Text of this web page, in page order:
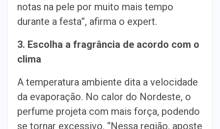
notas na pele por muito mais tempo
durante a festa”, afirma o expert.
3. Escolha a fragrância de acordo com o
clima
A temperatura ambiente dita a velocidade
da evaporação. No calor do Nordeste, o
perfume projeta com mais força, podendo
se tornar excessivo. “Nessa região, aposte